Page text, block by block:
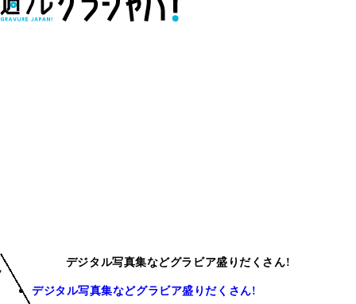
デジタル写真集などグラビア盛りだくさん!
デジタル写真集などグラビア盛りだくさん!